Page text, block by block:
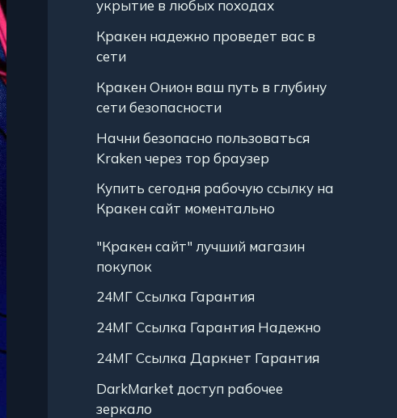
укрытие в любых походах
Кракен надежно проведет вас в
сети
Кракен Онион ваш путь в глубину
сети безопасности
Начни безопасно пользоваться
Kraken через тор браузер
Купить сегодня рабочую ссылку на
Кракен сайт моментально
"Кракен сайт" лучший магазин
покупок
24МГ Ссылка Гарантия
24МГ Ссылка Гарантия Надежно
24МГ Ссылка Даркнет Гарантия
DarkMarket доступ рабочее
зеркало